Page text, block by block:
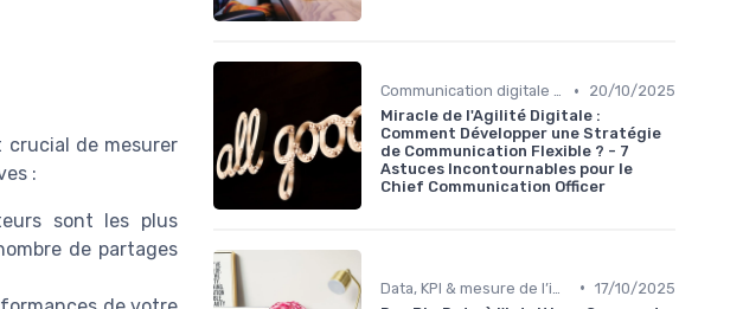
de mesurer
:
sont les plus
de partages
Communication digitale & omnicanale •
20/10/2025
Miracle de l'Agilité Digitale :
Comment Développer une Stratégie
de Communication Flexible ? - 7
Astuces Incontournables pour le
Chief Communication Officer
• 17/10/2025